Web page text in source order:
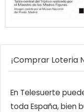
¡Comprar Loteria
En Telesuerte
toda España, bien